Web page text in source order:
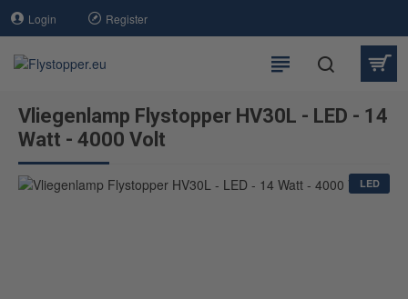
Login Register
Vliegenlamp Flystopper HV30L - LED - 14
Watt - 4000 Volt
LED